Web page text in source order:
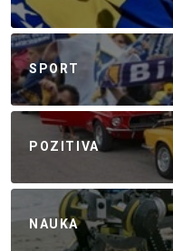
SPORT
POZITIVA
NAUKA